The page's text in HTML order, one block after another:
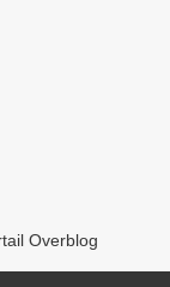
Overblog